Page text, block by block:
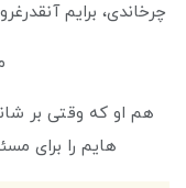
چرخاندی، برایم
هم او که وقتی بر
هایم را برای